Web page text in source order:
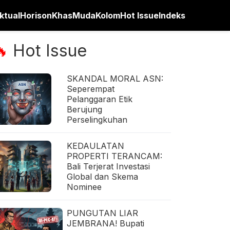
HorisonKhasMudaKolomHot IssueIndeks
Hot Issue
SKANDAL MORAL ASN:
Seperempat
Pelanggaran Etik
Berujung
Perselingkuhan
KEDAULATAN
PROPERTI TERANCAM:
Bali Terjerat Investasi
Global dan Skema
Nominee
PUNGUTAN LIAR
JEMBRANA! Bupati